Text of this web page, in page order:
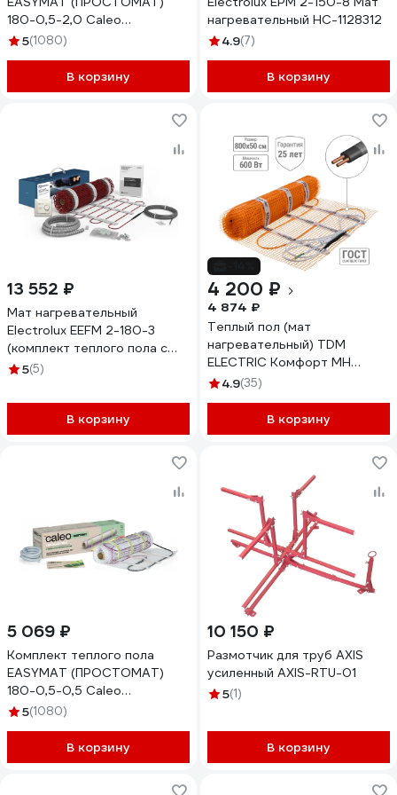
180-0,5-2,0 Caleo
УП-00000367
5(1080)
В корзину
нагревательный НС-1128312
4.9(7)
В корзину
13 552 ₽
Мат нагревательный
Electrolux EEFM 2-180-3
(комплект теплого пола c
терморегулятором)
5(5)
В корзину
4 200 ₽
4 874 ₽
Теплый пол (мат
нагревательный) TDM
ELECTRIC Комфорт МН
двухжильный, 4 кв. м, 600 Вт
4.9(35)
В корзину
5 069 ₽
Комплект теплого пола
EASYMAT (ПРОСТОМАТ)
180-0,5-0,5 Caleo
УП-00000364
5(1080)
В корзину
10 150 ₽
Размотчик для труб AXIS
усиленный AXIS-RTU-01
5(1)
В корзину